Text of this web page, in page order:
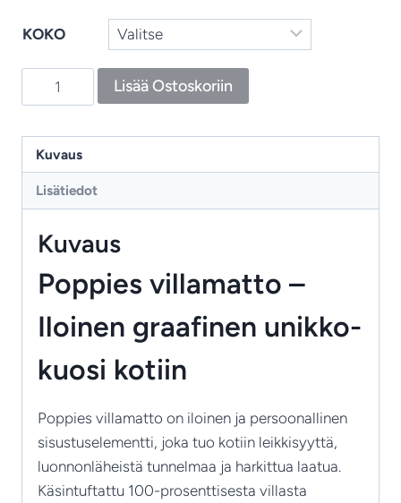
KOKO
Poppies
-
leikkisä
ja
näyttävä
persoonalliseen
sisustukseen
määrä
Lisää Ostoskoriin
Kuvaus
Lisätiedot
Kuvaus
Poppies villamatto –
Iloinen graafinen unikko-
kuosi kotiin
Poppies villamatto on iloinen ja persoonallinen
sisustuselementti, joka tuo kotiin leikkisyyttä,
luonnonläheistä tunnelmaa ja harkittua laatua.
Käsintuftattu 100-prosenttisesta villasta